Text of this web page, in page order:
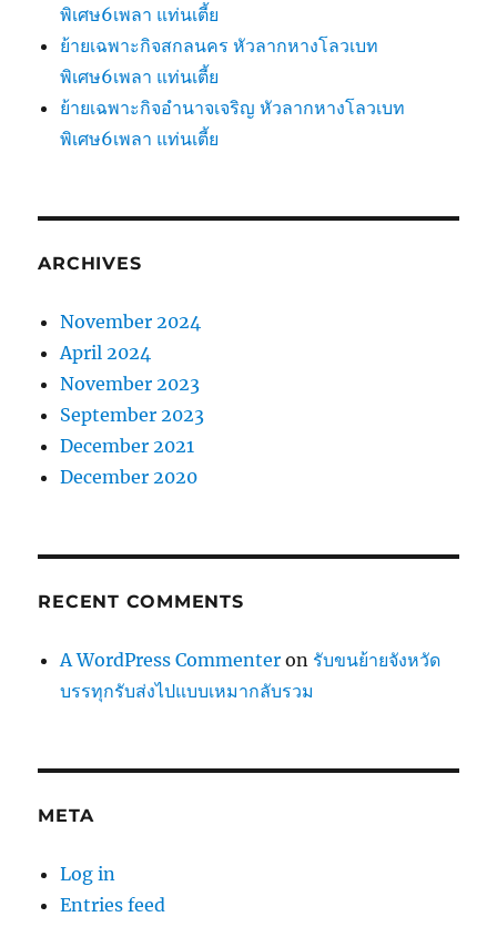
พิเศษ6เพลา แท่นเตี้ย
ย้ายเฉพาะกิจสกลนคร หัวลากหางโลวเบท
พิเศษ6เพลา แท่นเตี้ย
ย้ายเฉพาะกิจอำนาจเจริญ หัวลากหางโลวเบท
พิเศษ6เพลา แท่นเตี้ย
ARCHIVES
November 2024
April 2024
November 2023
September 2023
December 2021
December 2020
RECENT COMMENTS
A WordPress Commenter on รับขนย้ายจังหวัด
บรรทุกรับส่งไปแบบเหมากลับรวม
META
Log in
Entries feed